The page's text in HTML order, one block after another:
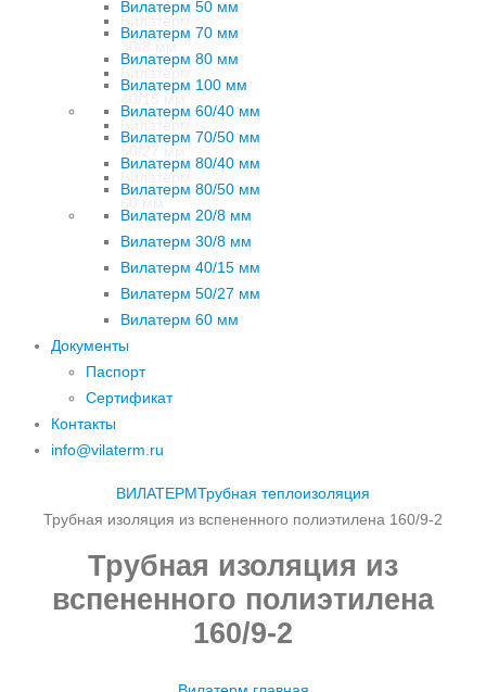
Вилатерм
30/8 мм
Вилатерм
40/15 мм
Вилатерм
50/27 мм
Вилатерм
Вилатерм 50 мм
Вилатерм 70 мм
Вилатерм 80 мм
Вилатерм 100 мм
Вилатерм 60/40 мм
Вилатерм 70/50 мм
Вилатерм 80/40 мм
Вилатерм 80/50 мм
Вилатерм 20/8 мм
Вилатерм 30/8 мм
Вилатерм 40/15 мм
Вилатерм 50/27 мм
Вилатерм 60 мм
Документы
Паспорт
Сертификат
Контакты
info@vilaterm.ru
ВИЛАТЕРМТрубная теплоизоляция
Трубная изоляция из вспененного полиэтилена 160/9-2
Трубная изоляция из
вспененного полиэтилена
160/9-2